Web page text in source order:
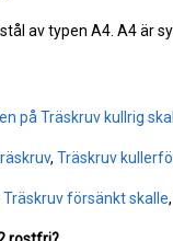
av typen A4. A4 är
på Träskruv kullrig
, Träskruv
Träskruv försänkt skalle,